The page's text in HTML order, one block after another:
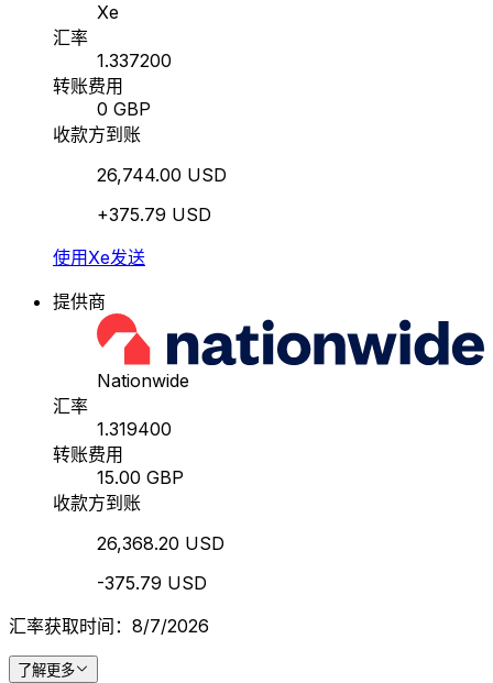
Xe
汇率
1.337200
转账费用
0 GBP
收款方到账
26,744.00 USD
+375.79 USD
使用Xe发送
提供商
Nationwide
汇率
1.319400
转账费用
15.00 GBP
收款方到账
26,368.20 USD
-375.79 USD
汇率获取时间：8/7/2026
了解更多